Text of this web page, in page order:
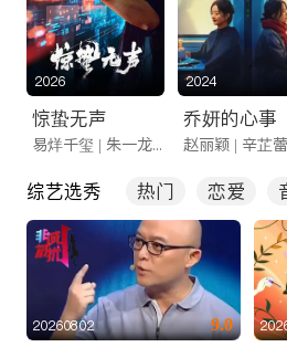
2026
惊蛰无声
易烊千玺 | 朱一龙 | 无声交锋
2024
乔妍的心事
综艺选秀 热门 恋爱
20260802 9.0